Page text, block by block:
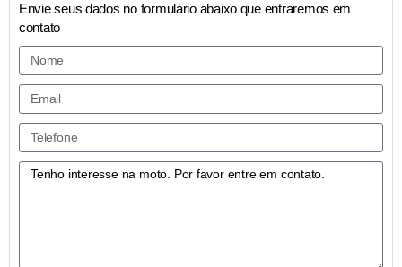
Envie seus dados no formulário abaixo que entraremos em
contato